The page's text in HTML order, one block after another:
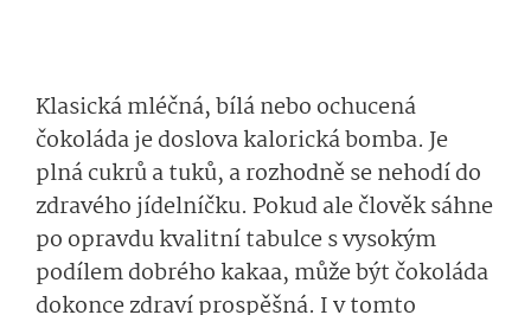
Klasická mléčná, bílá nebo ochucená
čokoláda je doslova kalorická bomba. Je
plná cukrů a tuků, a rozhodně se nehodí do
zdravého jídelníčku. Pokud ale člověk sáhne
po opravdu kvalitní tabulce s vysokým
podílem dobrého kakaa, může být čokoláda
dokonce zdraví prospěšná. I v tomto